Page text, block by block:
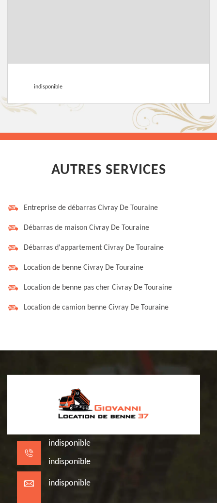
indisponible
AUTRES SERVICES
Entreprise de débarras Civray De Touraine
Débarras de maison Civray De Touraine
Débarras d'appartement Civray De Touraine
Location de benne Civray De Touraine
Location de benne pas cher Civray De Touraine
Location de camion benne Civray De Touraine
indisponible
indisponible
indisponible